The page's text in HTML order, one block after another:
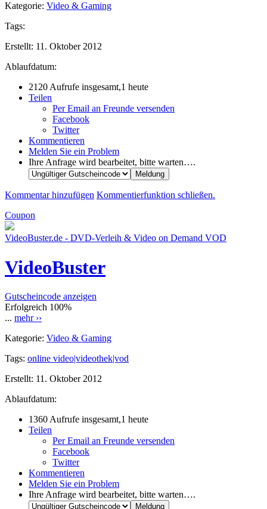
Kategorie: Video & Gaming
Tags:
Erstellt: 11. Oktober 2012
Ablaufdatum:
2120 Aufrufe insgesamt,1 heute
Teilen
Per Email an Freunde versenden
Facebook
Twitter
Kommentieren
Melden Sie ein Problem
Ihre Anfrage wird bearbeitet, bitte warten….
Kommentar hinzufügen Kommentierfunktion schließen.
Coupon
VideoBuster.de - DVD-Verleih & Video on Demand VOD
VideoBuster
Gutscheincode anzeigen
Erfolgreich 100%
... mehr ››
Kategorie: Video & Gaming
Tags: online video|videothek|vod
Erstellt: 11. Oktober 2012
Ablaufdatum:
1360 Aufrufe insgesamt,1 heute
Teilen
Per Email an Freunde versenden
Facebook
Twitter
Kommentieren
Melden Sie ein Problem
Ihre Anfrage wird bearbeitet, bitte warten….